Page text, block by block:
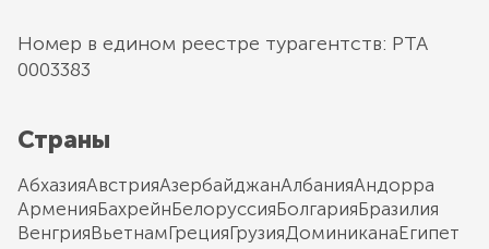
Номер в едином реестре турагентств: РТА
0003383
Страны
АбхазияАвстрияАзербайджанАлбанияАндорра
АрменияБахрейнБелоруссияБолгарияБразилия
ВенгрияВьетнамГрецияГрузияДоминиканаЕгипет